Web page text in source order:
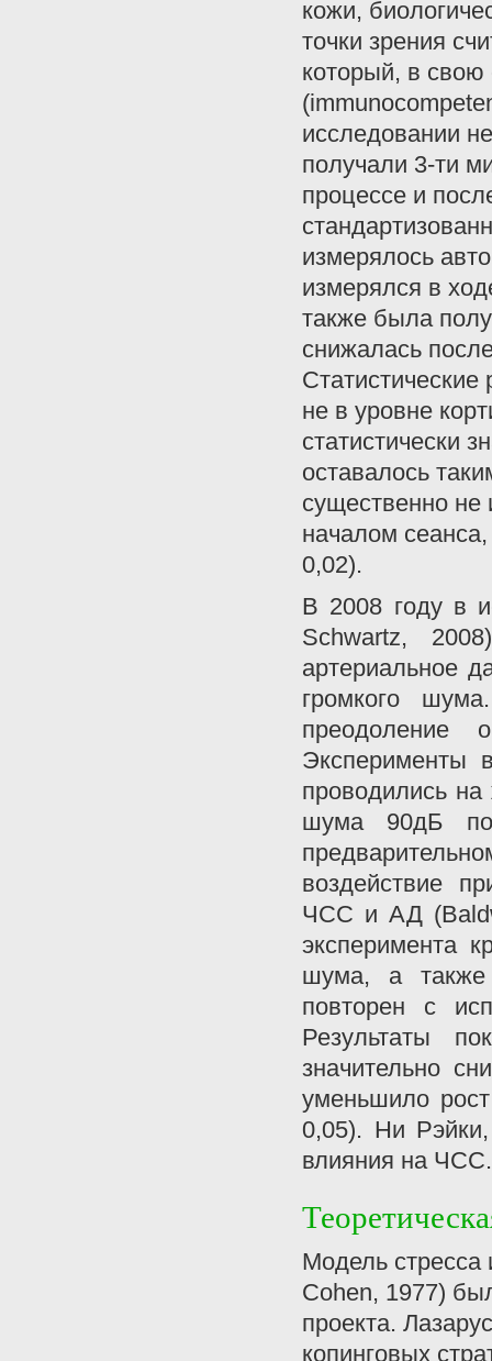
кожи,
точки зрения
который, в свою
исследовании
получали 3-ти
процессе и
измерялось
измерялся в
также была
снижалась
не в уровне
статистически
оставалось
существенно не
началом
0,02).
В 2008 году в
Schwartz,
артериальное
громкого
преодоление
Эксперименты
проводились
шума 90дБ
воздействие
ЧСС и АД
эксперимента
шума, а также
повторен с
Результаты
значительно
уменьшило
0,05). Ни
влияния на ЧСС.
Модель стресса
Cohen, 1977)
проекта.
копинговых